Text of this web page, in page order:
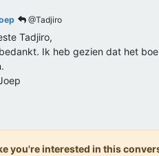
@Tadjiro
Tadjiro,
Ik heb gezien dat het
you're interested in this